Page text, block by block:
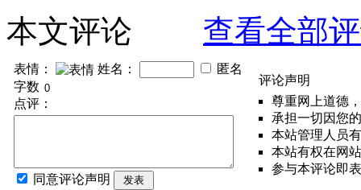
本文评论 查看全部
表情： 姓名：
匿名
字数
点评：
同意评论声明 发表
评论声明
尊重网上道德
承担一切因您
本站管理人员
本站有权在网
参与本评论即